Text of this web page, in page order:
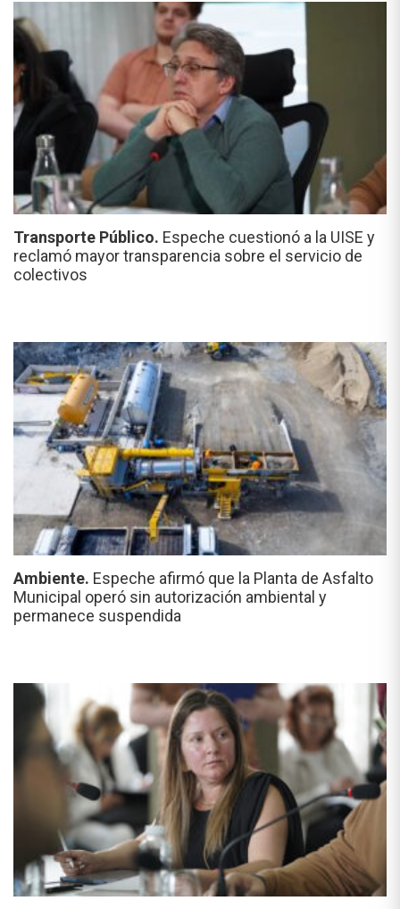
Transporte Público. Espeche cuestionó a la UISE y
reclamó mayor transparencia sobre el servicio de
colectivos
Ambiente. Espeche afirmó que la Planta de Asfalto
Municipal operó sin autorización ambiental y
permanece suspendida